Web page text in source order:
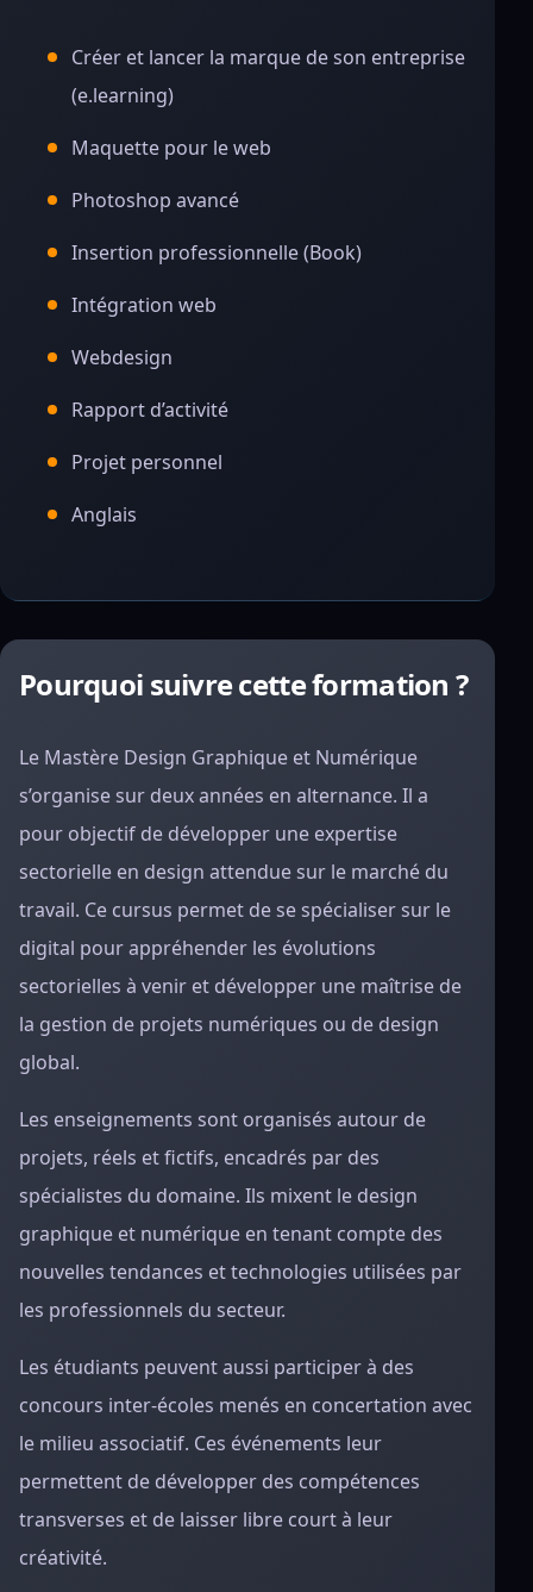
Créer et lancer la marque de son entreprise
(e.learning)
Maquette pour le web
Photoshop avancé
Insertion professionnelle (Book)
Intégration web
Webdesign
Rapport d’activité
Projet personnel
Anglais
Pourquoi suivre cette formation ?
Le Mastère Design Graphique et Numérique
s’organise sur deux années en alternance. Il a
pour objectif de développer une expertise
sectorielle en design attendue sur le marché du
travail. Ce cursus permet de se spécialiser sur le
digital pour appréhender les évolutions
sectorielles à venir et développer une maîtrise de
la gestion de projets numériques ou de design
global.
Les enseignements sont organisés autour de
projets, réels et fictifs, encadrés par des
spécialistes du domaine. Ils mixent le design
graphique et numérique en tenant compte des
nouvelles tendances et technologies utilisées par
les professionnels du secteur.
Les étudiants peuvent aussi participer à des
concours inter-écoles menés en concertation avec
le milieu associatif. Ces événements leur
permettent de développer des compétences
transverses et de laisser libre court à leur
créativité.